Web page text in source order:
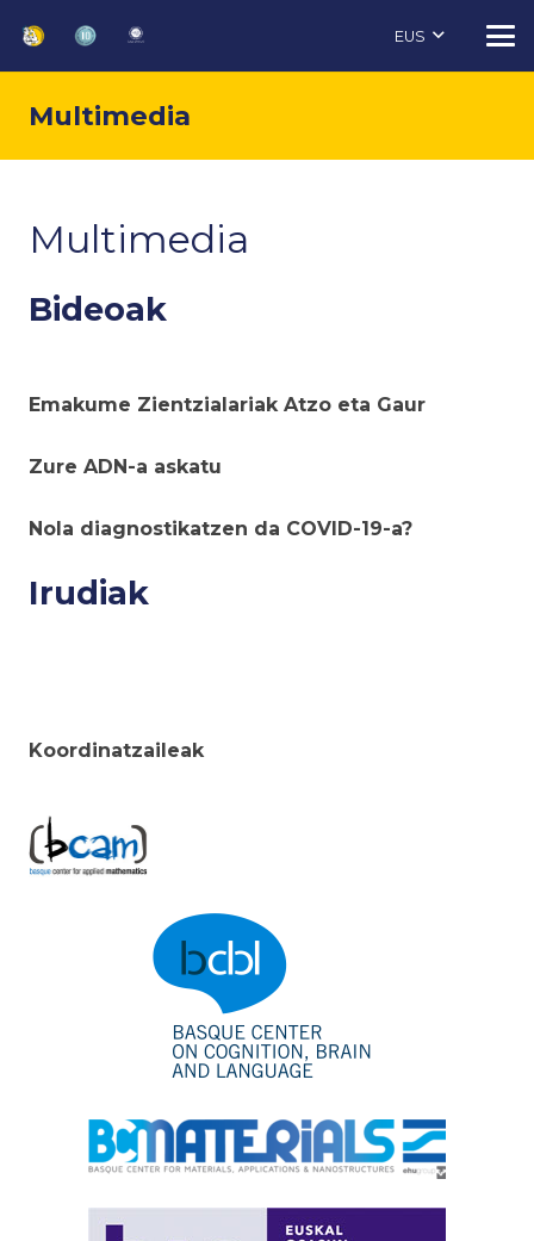
EUS
Multimedia
Multimedia
Bideoak
Emakume Zientzialariak Atzo eta Gaur
Zure ADN-a askatu
Nola diagnostikatzen da COVID-19-a?
Irudiak
Koordinatzaileak